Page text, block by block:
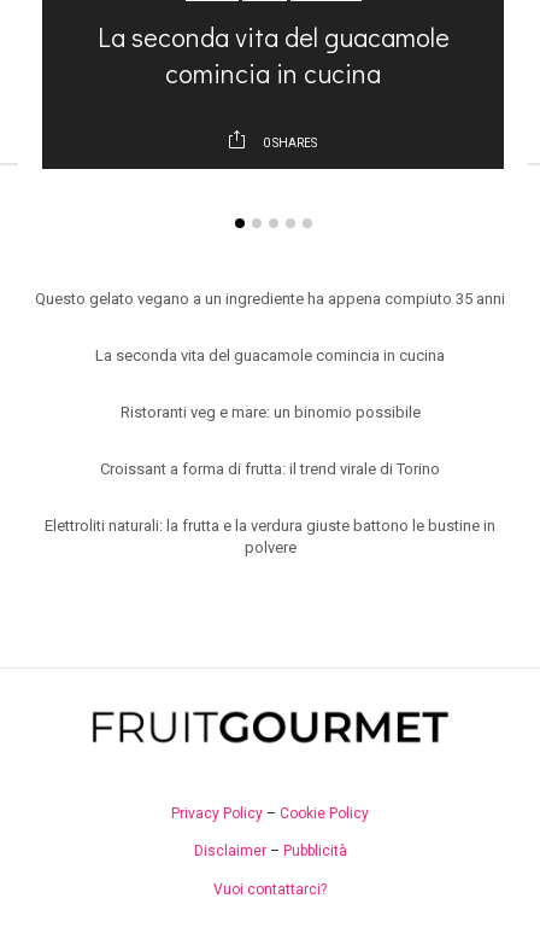
La seconda vita del guacamole
comincia in cucina
0SHARES
Questo gelato vegano a un ingrediente ha appena compiuto 35 anni
La seconda vita del guacamole comincia in cucina
Ristoranti veg e mare: un binomio possibile
Croissant a forma di frutta: il trend virale di Torino
Elettroliti naturali: la frutta e la verdura giuste battono le bustine in
polvere
Privacy Policy – Cookie Policy
Disclaimer– Pubblicità
Vuoi contattarci?